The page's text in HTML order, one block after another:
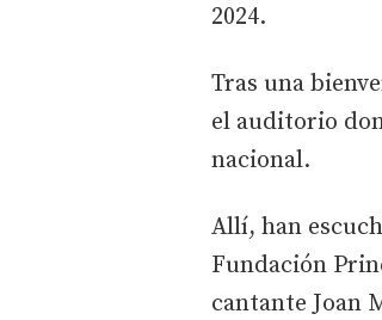
2024.
Tras una
el auditorio
nacional.
Allí, han
Fundación
cantante Joan